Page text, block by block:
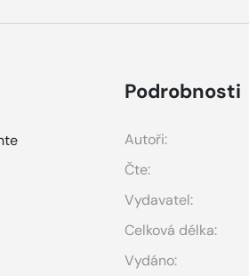
Podrobnosti
Autoři:
Čte:
Vydavatel:
Celková délka:
Vydáno: